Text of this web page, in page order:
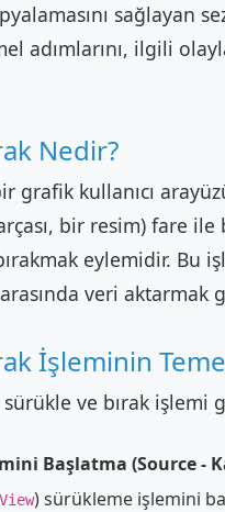
adımlarını, ilgili
Nedir?
grafik kullanıcı
bir resim) fare ile
eylemidir. Bu
veri aktarmak
İşleminin
ve bırak
Başlatma (Source -
) sürükleme işlemini